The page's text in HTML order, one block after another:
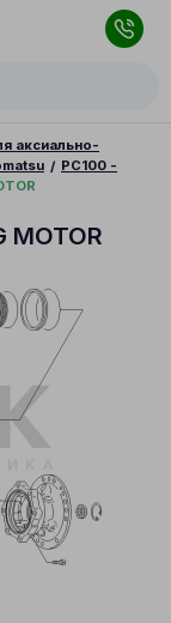
аксиально-
PC100 -
MOTOR